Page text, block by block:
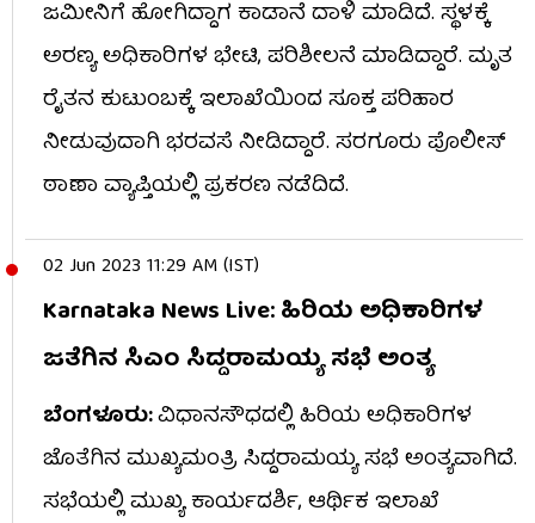
ಜಮೀನಿಗೆ ಹೋಗಿದ್ದಾಗ ಕಾಡಾನೆ ದಾಳಿ ಮಾಡಿದೆ. ಸ್ಥಳಕ್ಕೆ
ಅರಣ್ಯ ಅಧಿಕಾರಿಗಳ ಭೇಟಿ, ಪರಿಶೀಲನೆ ಮಾಡಿದ್ದಾರೆ. ಮೃತ
ರೈತನ ಕುಟುಂಬಕ್ಕೆ ಇಲಾಖೆಯಿಂದ ಸೂಕ್ತ ಪರಿಹಾರ
ನೀಡುವುದಾಗಿ ಭರವಸೆ ನೀಡಿದ್ದಾರೆ. ಸರಗೂರು ಪೊಲೀಸ್
ಠಾಣಾ ವ್ಯಾಪ್ತಿಯಲ್ಲಿ ಪ್ರಕರಣ ನಡೆದಿದೆ.
02 Jun 2023 11:29 AM (IST)
Karnataka News Live: ಹಿರಿಯ ಅಧಿಕಾರಿಗಳ
ಜತೆಗಿನ ಸಿಎಂ ಸಿದ್ದರಾಮಯ್ಯ ಸಭೆ ಅಂತ್ಯ
ಬೆಂಗಳೂರು:ವಿಧಾನಸೌಧದಲ್ಲಿ ಹಿರಿಯ ಅಧಿಕಾರಿಗಳ
ಜೊತೆಗಿನ ಮುಖ್ಯಮಂತ್ರಿ ಸಿದ್ದರಾಮಯ್ಯ ಸಭೆ ಅಂತ್ಯವಾಗಿದೆ.
ಸಭೆಯಲ್ಲಿ ಮುಖ್ಯ ಕಾರ್ಯದರ್ಶಿ, ಆರ್ಥಿಕ ಇಲಾಖೆ